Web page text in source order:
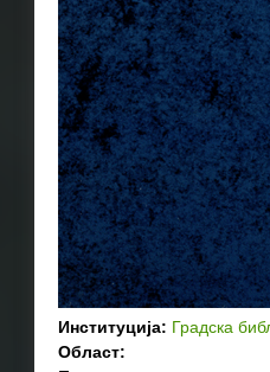
Институција: Градска
Област: